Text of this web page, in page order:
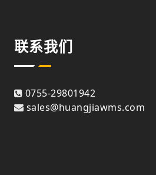
联系我们
0755-29801942
sales@huangjiawms.com